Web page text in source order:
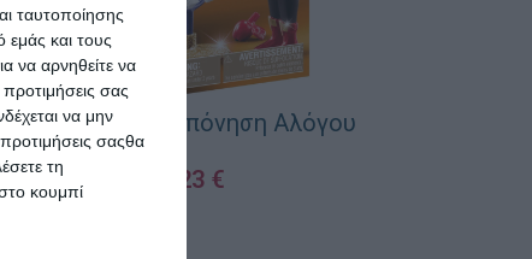
ταυτοποίησης
και τους
να αρνηθείτε να
σας
να μην
σαςθα
τη
κουμπί
Playmobil Προπόνηση Αλόγου
4,23 €